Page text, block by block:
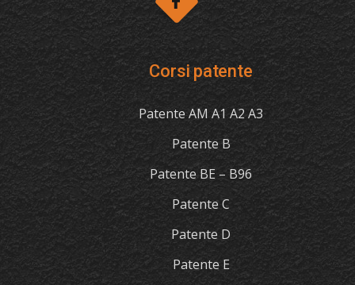
Corsi patente
Patente AM A1 A2 A3
Patente B
Patente BE – B96
Patente C
Patente D
Patente E